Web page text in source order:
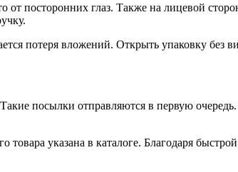
посторонних глаз. Также на лицевой
потеря вложений. Открыть упаковку без
посылки отправляются в первую
указана в каталоге. Благодаря